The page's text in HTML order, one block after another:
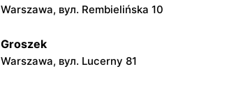
Warszawa, вул. Rembielińska 10
Groszek
Warszawa, вул. Lucerny 81